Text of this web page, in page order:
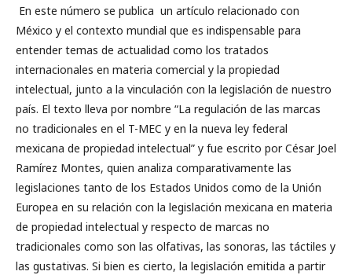
En este número se publica un artículo relacionado con
México y el contexto mundial que es indispensable para
entender temas de actualidad como los tratados
internacionales en materia comercial y la propiedad
intelectual, junto a la vinculación con la legislación de nuestro
país. El texto lleva por nombre “La regulación de las marcas
no tradicionales en el T-MEC y en la nueva ley federal
mexicana de propiedad intelectual” y fue escrito por César Joel
Ramírez Montes, quien analiza comparativamente las
legislaciones tanto de los Estados Unidos como de la Unión
Europea en su relación con la legislación mexicana en materia
de propiedad intelectual y respecto de marcas no
tradicionales como son las olfativas, las sonoras, las táctiles y
las gustativas. Si bien es cierto, la legislación emitida a partir